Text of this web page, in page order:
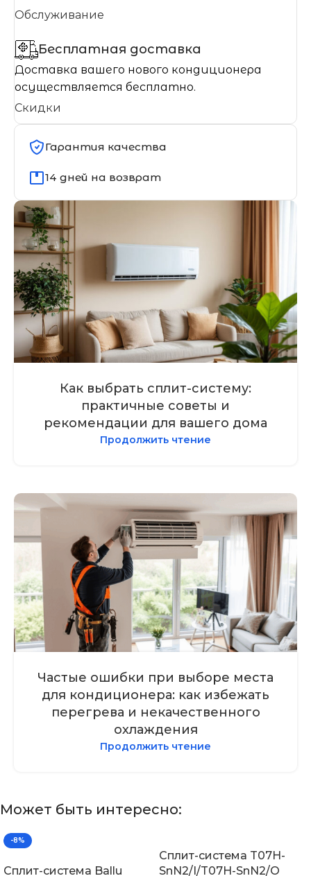
Обслуживание
Бесплатная доставка
Доставка вашего нового кондиционера
осуществляется бесплатно.
Скидки
Гарантия качества
14 дней на возврат
Как выбрать сплит-систему:
практичные советы и
рекомендации для вашего дома
Продолжить чтение
Частые ошибки при выборе места
для кондиционера: как избежать
перегрева и некачественного
охлаждения
Продолжить чтение
Может быть интересно:
-8%
Сплит-система Ballu
Сплит-система T07H-
SnN2/I/T07H-SnN2/O